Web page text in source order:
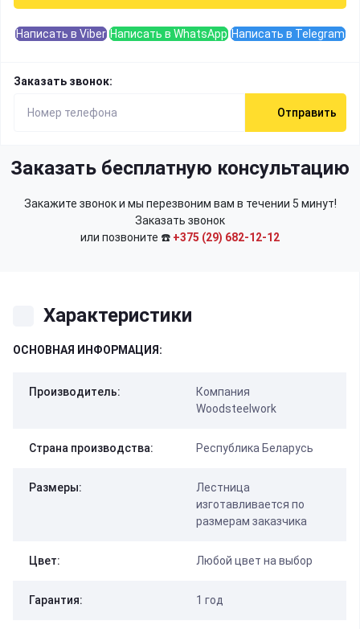
Написать в Viber Написать в WhatsApp Написать в Telegram
Заказать звонок:
Отправить
Заказать бесплатную консультацию
Закажите звонок и мы перезвоним вам в течении 5 минут!
Заказать звонок
или позвоните ☎️ +375 (29) 682-12-12
Характеристики
ОСНОВНАЯ ИНФОРМАЦИЯ:
Производитель:
Компания
Woodsteelwork
Страна производства: Республика Беларусь
Размеры:
Лестница
изготавливается по
размерам заказчика
Цвет: Любой цвет на выбор
Гарантия: 1 год